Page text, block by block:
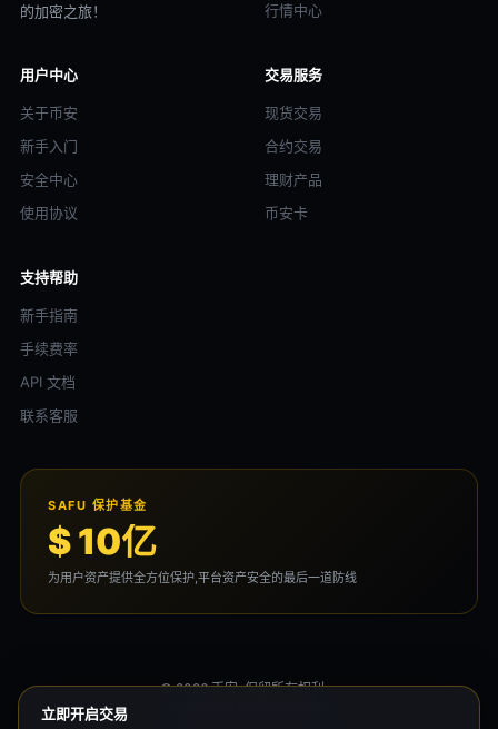
的加密之旅！
行情中心
用户中心
关于币安
新手入门
安全中心
使用协议
交易服务
现货交易
合约交易
理财产品
币安卡
支持帮助
新手指南
手续费率
API 文档
联系客服
SAFU 保护基金
$ 10亿
为用户资产提供全方位保护,平台资产安全的最后一道防线
© 2026 币安. 保留所有权利。
立即开启交易